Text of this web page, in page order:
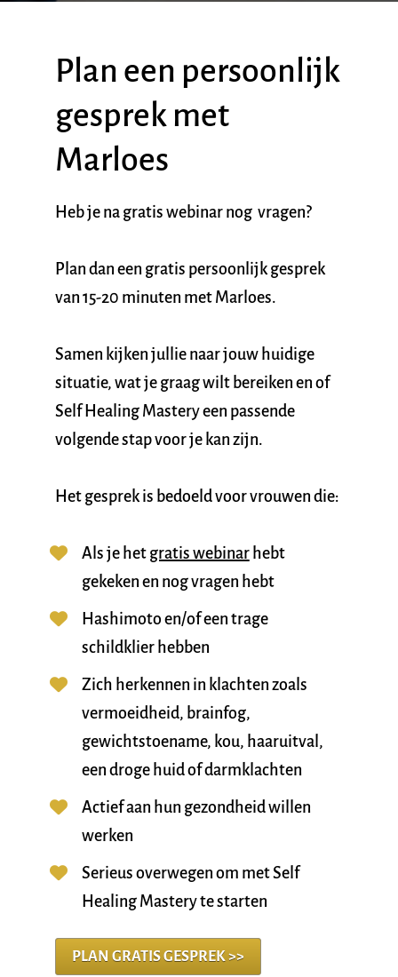
Plan een persoonlijk
gesprek met
Marloes
Heb je na gratis webinar nog  vragen?
Plan dan een gratis persoonlijk gesprek
van 15-20 minuten met Marloes.
Samen kijken jullie naar jouw huidige
situatie, wat je graag wilt bereiken en of
Self Healing Mastery een passende
volgende stap voor je kan zijn.
Het gesprek is bedoeld voor vrouwen die:
Als je het gratis webinar hebt
gekeken en nog vragen hebt
Hashimoto en/of een trage
schildklier hebben
Zich herkennen in klachten zoals
vermoeidheid, brainfog,
gewichtstoename, kou, haaruitval,
een droge huid of darmklachten
Actief aan hun gezondheid willen
werken
Serieus overwegen om met Self
Healing Mastery te starten
PLAN GRATIS GESPREK >>